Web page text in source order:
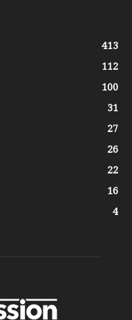
413
112
100
31
27
26
22
16
4